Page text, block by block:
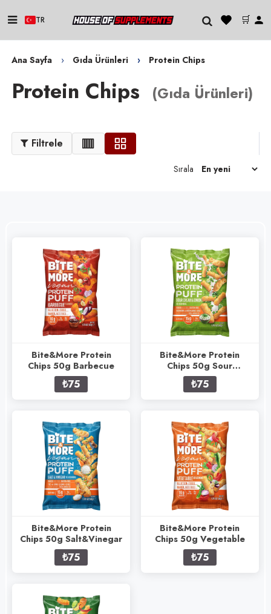
TR 🛒
Ana Sayfa Gıda Ürünleri Protein Chips
Protein Chips (Gıda Ürünleri)
Filtrele
Sırala
Bite&More Protein
Chips 50g Barbecue
₺75
Bite&More Protein
Chips 50g Sour
Cream&Onion
₺75
Bite&More Protein
Chips 50g Salt&Vinegar
₺75
Bite&More Protein
Chips 50g Vegetable
₺75